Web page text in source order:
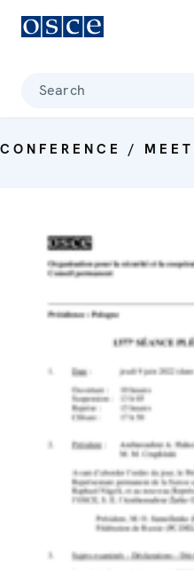
Search
CONFERENCE /